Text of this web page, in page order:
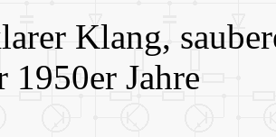
Klang,
1950er Jahre